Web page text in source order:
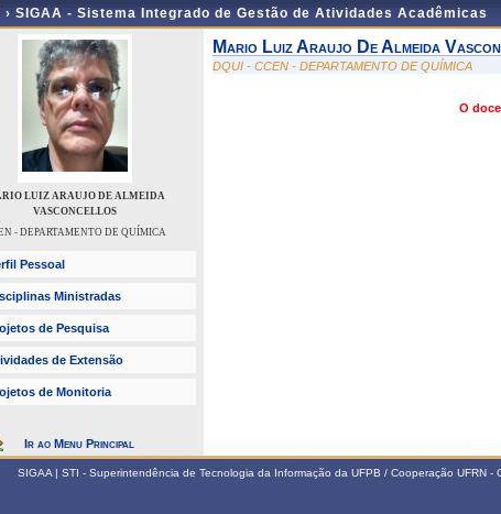
SIGAA - Sistema Integrado de Gestão de Atividades Acadêmicas
LUIZ ARAUJO DE ALMEIDA
VASCONCELLOS
- DEPARTAMENTO DE QUÍMICA
Pessoal
Ministradas
de Pesquisa
de Extensão
de Monitoria
Ir ao Menu Principal
Mario Luiz Araujo De Almeida
DQUI - CCEN - DEPARTAMENTO DE QUÍMICA
O
SIGAA | STI - Superintendência de Tecnologia da Informação da UFPB / Cooperação UFRN